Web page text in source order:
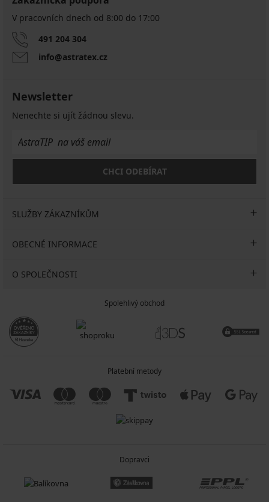
V pracovních dnech od 8:00 do 17:00
491 204 304
info@astratex.cz
Newsletter
Nenechte si ujít žádnou slevu.
CHCI ODEBÍRAT
SLUŽBY ZÁKAZNÍKŮM
OBECNÉ INFORMACE
O SPOLEČNOSTI
Spolehlivý obchod
Platební metody
Dopravci